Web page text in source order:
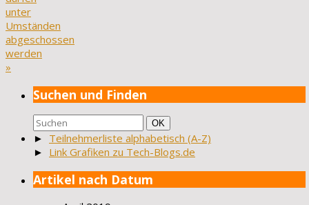
unter
Umständen
abgeschossen
werden
»
Suchen und Finden
Suchen
nach:
Suchen
OK
► Teilnehmerliste alphabetisch (A-Z)
► Link Grafiken zu Tech-Blogs.de
Artikel nach Datum